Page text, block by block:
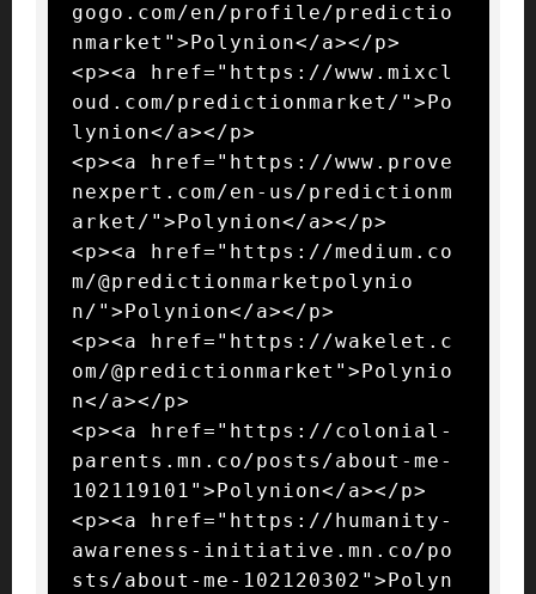
gogo.com/en/profile/predictio
nmarket">Polynion</a></p>
<p><a href="https://www.mixcl
oud.com/predictionmarket/">Po
lynion</a></p>
<p><a href="https://www.prove
nexpert.com/en-us/predictionm
arket/">Polynion</a></p>
<p><a href="https://medium.co
m/@predictionmarketpolynio
n/">Polynion</a></p>
<p><a href="https://wakelet.c
om/@predictionmarket">Polynio
n</a></p>
<p><a href="https://colonial-
parents.mn.co/posts/about-me-
102119101">Polynion</a></p>
<p><a href="https://humanity-
awareness-initiative.mn.co/po
sts/about-me-102120302">Polyn